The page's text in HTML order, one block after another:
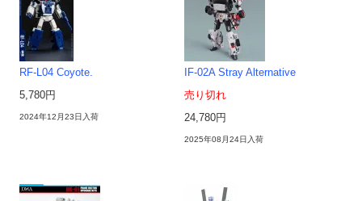
RF-L04 Coyote.
5,780円
2024年12月23日入荷
IF-02A Stray Alternative
売り切れ
24,780円
2025年08月24日入荷